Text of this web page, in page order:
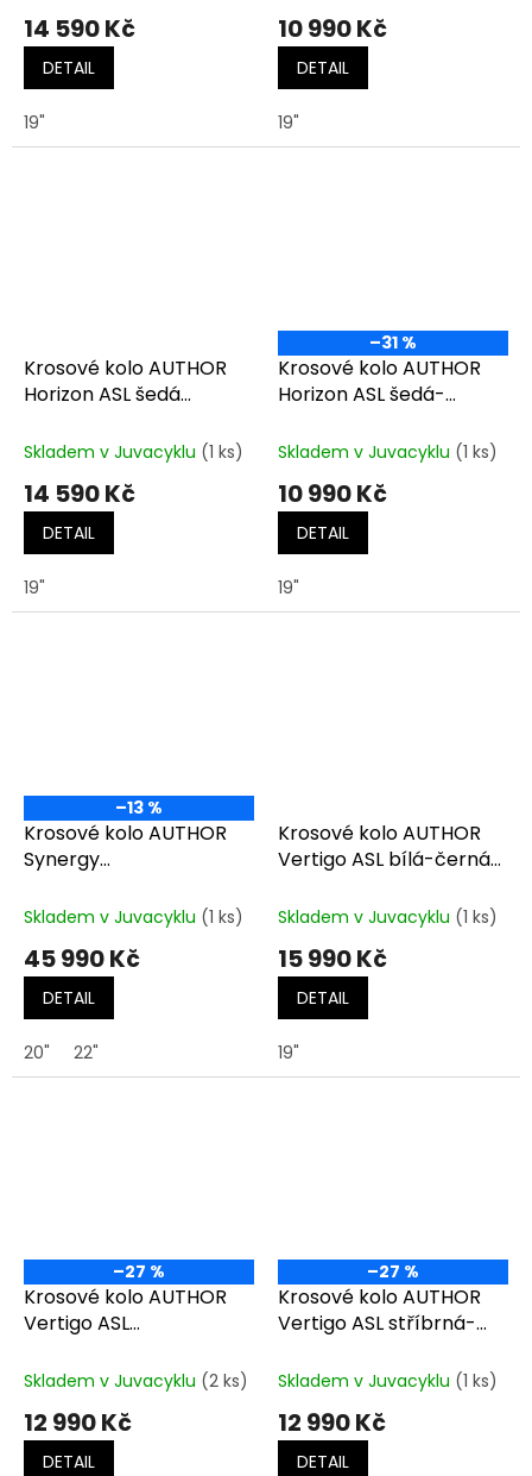
14 590 Kč
DETAIL
19"
10 990 Kč
DETAIL
19"
Krosové kolo AUTHOR
Horizon ASL šedá
Skladem v Juvacyklu (1 ks)
14 590 Kč
DETAIL
19"
–31 %
Krosové kolo AUTHOR
Horizon ASL šedá-
Skladem v Juvacyklu (1 ks)
10 990 Kč
DETAIL
19"
–13 %
Krosové kolo AUTHOR
Synergy
černá
Skladem v Juvacyklu (1 ks)
45 990 Kč
DETAIL
20" 22"
Krosové kolo AUTHOR
Vertigo ASL bílá-černá-
Skladem v Juvacyklu (1 ks)
15 990 Kč
DETAIL
19"
–27 %
Krosové kolo AUTHOR
Vertigo ASL
Skladem v Juvacyklu (2 ks)
12 990 Kč
DETAIL
–27 %
Krosové kolo AUTHOR
Vertigo ASL stříbrná-
Skladem v Juvacyklu (1 ks)
12 990 Kč
DETAIL